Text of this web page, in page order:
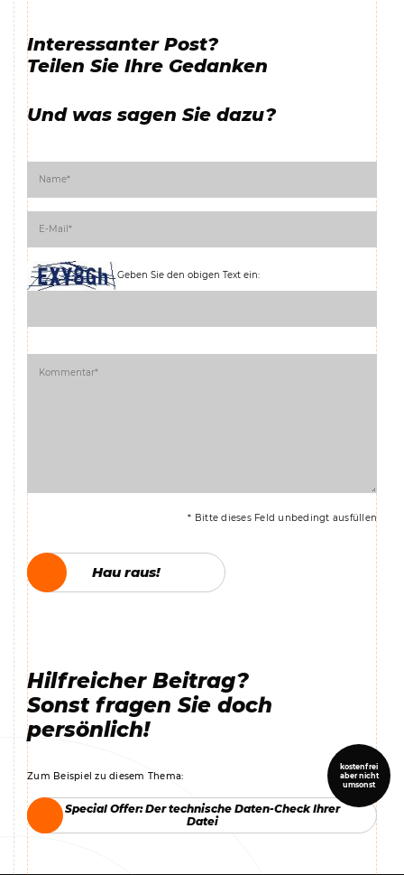
Interessanter Post?
Teilen Sie Ihre Gedanken
Und was sagen Sie dazu?
Geben Sie den obigen Text ein:
* Bitte dieses Feld unbedingt ausfüllen
Hau raus!
Hau raus!
Hilfreicher Beitrag?
Sonst fragen Sie doch
persönlich!
Zum Beispiel zu diesem Thema:
kostenfrei
aber nicht
umsonst
Special Offer: Der technische Daten-Check Ihrer
Datei
Special Offer: Der technische Daten-Check Ihrer
Datei